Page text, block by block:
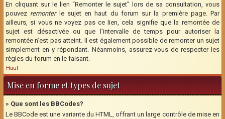
En cliquant sur le lien “Remonter le sujet” lors de sa consultation, vous
pouvez remonterle sujet en haut du forum sur la première page. Par
ailleurs, si vous ne voyez pas ce lien, cela signifie que la remontée de
sujet est désactivée ou que l’intervalle de temps pour autoriser la
remontée n’est pas atteint. Il est également possible de remonter un sujet
simplement en y répondant. Néanmoins, assurez-vous de respecter les
règles du forum en le faisant.
Haut
Mise en forme et types de sujet
» Que sont les BBCodes?
Le BBCode est une variante du HTML, offrant un large contrôle de mise en